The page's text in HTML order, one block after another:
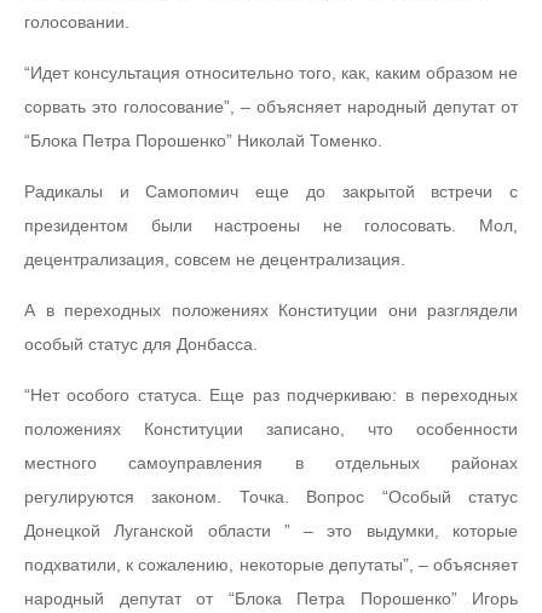
голосовании.
“Идет консультация относительно того, как, каким образом не
сорвать это голосование”, – объясняет народный депутат от
“Блока Петра Порошенко” Николай Томенко.
Радикалы и Самопомич еще до закрытой встречи с
президентом были настроены не голосовать. Мол,
децентрализация, совсем не децентрализация.
А в переходных положениях Конституции они разглядели
особый статус для Донбасса.
“Нет особого статуса. Еще раз подчеркиваю: в переходных
положениях Конституции записано, что особенности
местного самоуправления в отдельных районах
регулируются законом. Точка. Вопрос “Особый статус
Донецкой Луганской области ” – это выдумки, которые
подхватили, к сожалению, некоторые депутаты”, – объясняет
народный депутат от “Блока Петра Порошенко” Игорь